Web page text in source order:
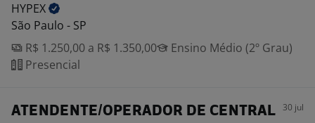
HYPEX
São Paulo - SP
R$ 1.250,00 a R$ 1.350,00
Ensino Médio (2º Grau)
Presencial
ATENDENTE/OPERADOR DE CENTRAL
30 jul